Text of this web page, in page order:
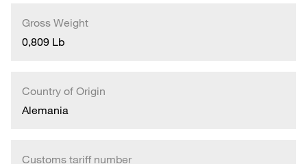
Gross Weight
0,809 Lb
Country of Origin
Alemania
Customs tariff number